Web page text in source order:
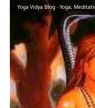
Yoga Vidya Blog - Yoga,